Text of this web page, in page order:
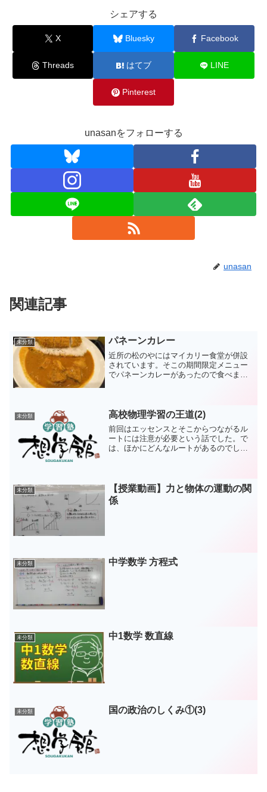
シェアする
X Bluesky Facebook
Threads はてブ LINE
Pinterest
unasanをフォローする
unasan
関連記事
未分類 パネーンカレー
近所の松のやにはマイカリー食堂が併設
されています。そこの期間限定メニュー
でパネーンカレーがあったので食べまし
ングのロースかつはいらな...
未分類 高校物理学習の王道(2)
前回はエッセンスとそこからつながるル
ートには注意が必要という話でした。で
は、ほかにどんなルートがあるのでしょ
い本というのが僕の評価で...
未分類
【授業動画】力と物体の運動の関
係
未分類 中学数学 方程式
未分類 中1数学 数直線
未分類 国の政治のしくみ①(3)